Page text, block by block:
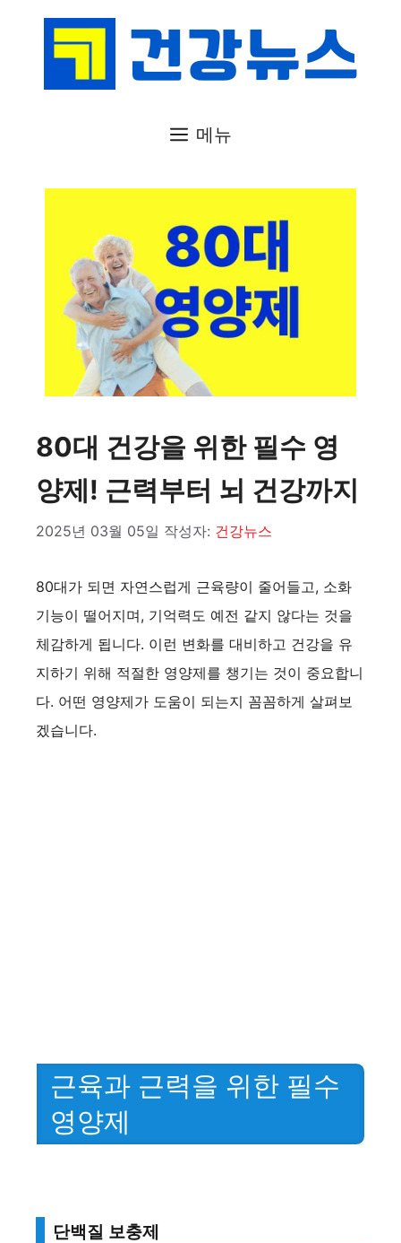
메뉴
80대 건강을 위한 필수 영
양제! 근력부터 뇌 건강까지
2025년 03월 05일 작성자: 건강뉴스
80대가 되면 자연스럽게 근육량이 줄어들고, 소화
기능이 떨어지며, 기억력도 예전 같지 않다는 것을
체감하게 됩니다. 이런 변화를 대비하고 건강을 유
지하기 위해 적절한 영양제를 챙기는 것이 중요합니
다. 어떤 영양제가 도움이 되는지 꼼꼼하게 살펴보
겠습니다.
근육과 근력을 위한 필수
영양제
단백질 보충제